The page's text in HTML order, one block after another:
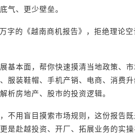
气、更少壁垒。
字的《越南商机报告》，拒绝理论空
基本面，帮你快速摸清当地政策、
服装鞋帽、手机产销、电商、消费
析房地产、股市的投资逻辑。
不用盲目摸索市场规则，这份报告
是赴越投资、开厂、拓展业务的实